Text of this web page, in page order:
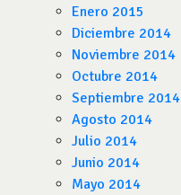
Enero 2015
Diciembre 2014
Noviembre 2014
Octubre 2014
Septiembre 2014
Agosto 2014
Julio 2014
Junio 2014
Mayo 2014